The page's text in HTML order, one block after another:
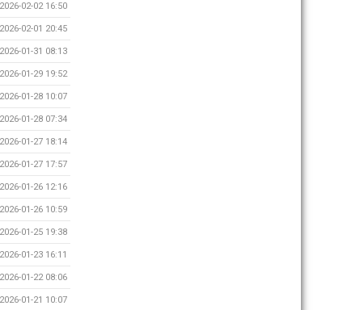
2026-02-02 16:50
2026-02-01 20:45
2026-01-31 08:13
2026-01-29 19:52
2026-01-28 10:07
2026-01-28 07:34
2026-01-27 18:14
2026-01-27 17:57
2026-01-26 12:16
2026-01-26 10:59
2026-01-25 19:38
2026-01-23 16:11
2026-01-22 08:06
2026-01-21 10:07